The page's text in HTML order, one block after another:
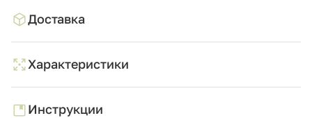
Доставка
Характеристики
Инструкции